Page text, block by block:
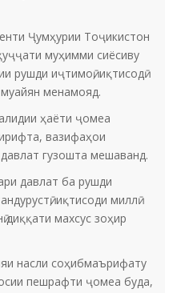
Ҷумҳурии Тоҷикистон
муҳимми сиёсиву
рушди иҷтимоӣ, иқтисодӣ
менамояд.
ҳаёти ҷомеа
вазифаҳои
гузошта мешаванд.
давлат ба рушди
иқтисоди миллӣ
диққати махсус зоҳир
насли соҳибмаърифату
пешрафти ҷомеа буда,